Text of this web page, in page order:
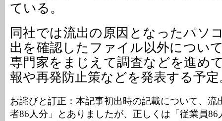
ている。
同社では流出の原因となったパソ
出を確認したファイル以外につい
専門家をまじえて調査などを進め
報や再発防止策などを発表する予定
お詫びと訂正：本記事初出時の記載について、流
者86人分」とありましたが、正しくは「従業員